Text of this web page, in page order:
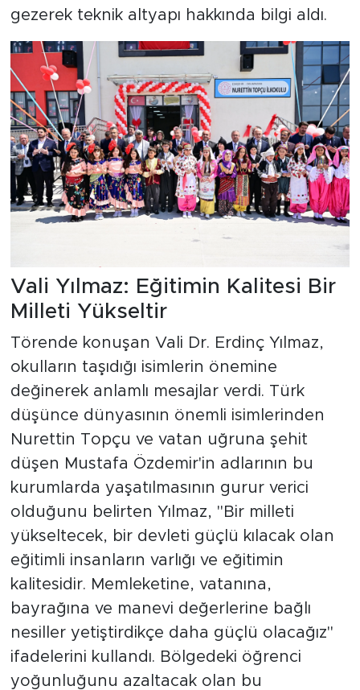
gezerek teknik altyapı hakkında bilgi aldı.
Vali Yılmaz: Eğitimin Kalitesi Bir
Milleti Yükseltir
Törende konuşan Vali Dr. Erdinç Yılmaz,
okulların taşıdığı isimlerin önemine
değinerek anlamlı mesajlar verdi. Türk
düşünce dünyasının önemli isimlerinden
Nurettin Topçu ve vatan uğruna şehit
düşen Mustafa Özdemir'in adlarının bu
kurumlarda yaşatılmasının gurur verici
olduğunu belirten Yılmaz, "Bir milleti
yükseltecek, bir devleti güçlü kılacak olan
eğitimli insanların varlığı ve eğitimin
kalitesidir. Memleketine, vatanına,
bayrağına ve manevi değerlerine bağlı
nesiller yetiştirdikçe daha güçlü olacağız"
ifadelerini kullandı. Bölgedeki öğrenci
yoğunluğunu azaltacak olan bu